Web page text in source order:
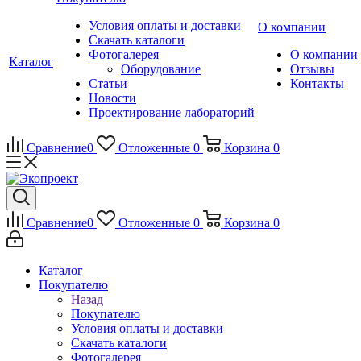
Каталог
Условия оплаты и доставки
Скачать каталоги
Фотогалерея
Оборудование
Статьи
Новости
Проектирование лабораторий
О компании
О компании
Отзывы
Контакты
Сравнение0 Отложенные 0 Корзина 0
Сравнение0 Отложенные 0 Корзина 0
Каталог
Покупателю
Назад
Покупателю
Условия оплаты и доставки
Скачать каталоги
Фотогалерея